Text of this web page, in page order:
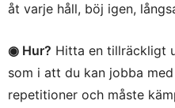
åt varje håll, böj igen,
◉ Hur? Hitta en tillräckligt
som i att du kan jobba
repetitioner och måste